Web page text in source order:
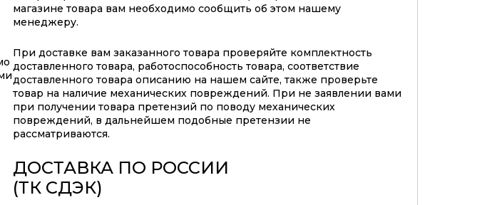
магазине товара вам необходимо сообщить об этом нашему
менеджеру.
При доставке вам заказанного товара проверяйте комплектность
доставленного товара, работоспособность товара, соответствие
доставленного товара описанию на нашем сайте, также проверьте
товар на наличие механических повреждений. При не заявлении вами
при получении товара претензий по поводу механических
повреждений, в дальнейшем подобные претензии не
рассматриваются.
ДОСТАВКА ПО РОССИИ
(ТК СДЭК)